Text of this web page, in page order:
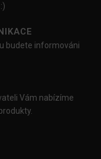
budete informováni
Vám nabízíme